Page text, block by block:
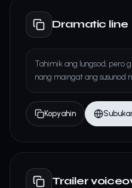
Dramatic line
Tahimik ang lungsod, pero
nang maingat ang susunod
Kopyahin
Trailer